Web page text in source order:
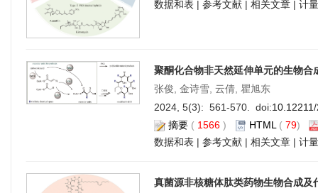
数据和表 | 参考文献 | 相关文章 | 计
聚酮化合物非天然延伸单元的生物合
张俊, 金诗雪, 云倩, 瞿旭东
2024, 5(3): 561-570. doi:
摘要 ( 1566 ) HTML ( 79)
数据和表 | 参考文献 | 相关文章 | 计
真菌源非核糖体肽类药物生物合成及